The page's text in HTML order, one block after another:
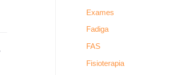
Exames
Fadiga
FAS
Fisioterapia